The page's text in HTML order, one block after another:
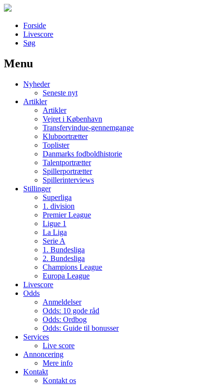
Forside
Livescore
Søg
Наши партнеры
лучшие займы
Menu
Nyheder
Seneste nyt
Artikler
Artikler
Vejret i København
Transfervindue-gennemgange
Klubportrætter
Toplister
Danmarks fodboldhistorie
Talentportrætter
Spillerportrætter
Spillerinterviews
Stillinger
Superliga
1. division
Premier League
Ligue 1
La Liga
Serie A
1. Bundesliga
2. Bundesliga
Champions League
Europa League
Livescore
Odds
Anmeldelser
Odds: 10 gode råd
Odds: Ordbog
Odds: Guide til bonusser
Services
Live score
Annoncering
Mere info
Kontakt
Kontakt os